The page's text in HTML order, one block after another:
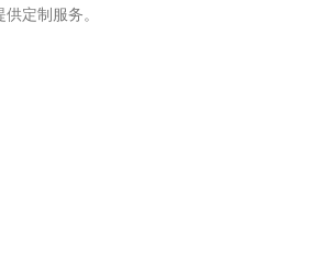
定制服务。